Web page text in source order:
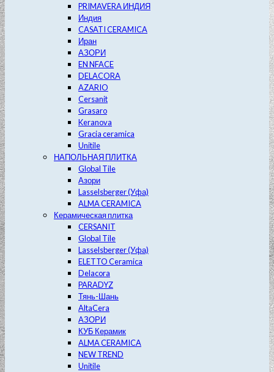
PRIMAVERA ИНДИЯ
Индия
CASATI CERAMICA
Иран
АЗОРИ
EN NFACE
DELACORA
AZARIO
Cersanit
Grasaro
Keranova
Gracia ceramica
Unitile
НАПОЛЬНАЯ ПЛИТКА
Global Tile
Азори
Lasselsberger (Уфа)
ALMA CERAMICA
Керамическая плитка
CERSANIT
Global Tile
Lasselsberger (Уфа)
ELETTO Ceramica
Delacora
PARADYZ
Тянь-Шань
AltaCera
АЗОРИ
КУБ Керамик
ALMA CERAMICA
NEW TREND
Unitile